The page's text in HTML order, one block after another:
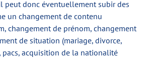
peut donc éventuellement subir des
un changement de contenu
changement de prénom, changement
de situation (mariage, divorce,
pacs, acquisition de la nationalité